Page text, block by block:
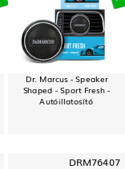
Dr. Marcus - Speaker
Shaped - Sport Fresh -
Autóillatosító
DRM76407